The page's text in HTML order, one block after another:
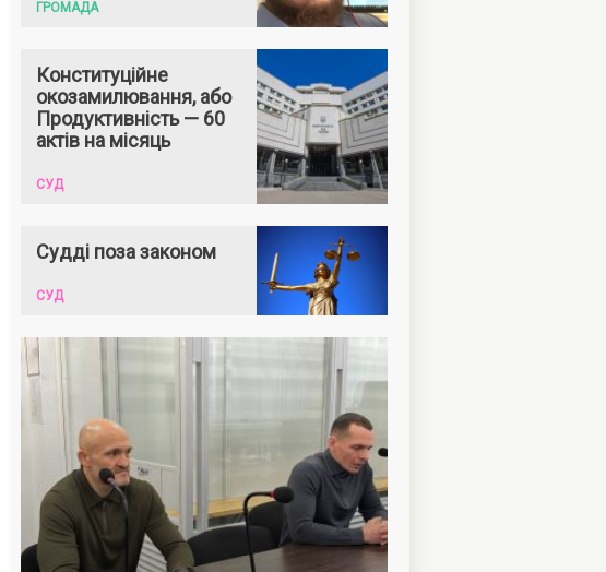
ГРОМАДА
Конституційне
окозамилювання, або
Продуктивність — 60
актів на місяць
СУД
Судді поза законом
СУД